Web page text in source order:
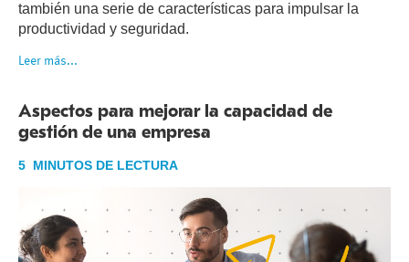
también una serie de características para impulsar la
productividad y seguridad.
Leer más...
Aspectos para mejorar la capacidad de
gestión de una empresa
5 MINUTOS DE LECTURA